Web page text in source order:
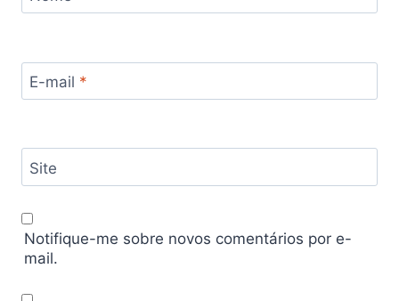
E-mail *
Site
Notifique-me sobre novos comentários por e-
mail.